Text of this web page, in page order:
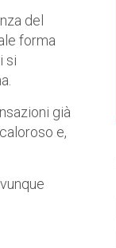
del
forma
si
già
e,